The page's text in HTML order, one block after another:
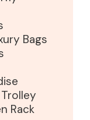
Bags
Rack